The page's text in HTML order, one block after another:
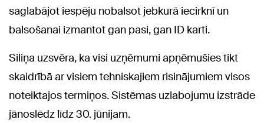
saglabājot iespēju nobalsot jebkurā iecirknī un
balsošanai izmantot gan pasi, gan ID karti.
Siliņa uzsvēra, ka visi uzņēmumi apņēmušies tikt
skaidrībā ar visiem tehniskajiem risinājumiem visos
noteiktajos termiņos. Sistēmas uzlabojumu izstrāde
jānoslēdz līdz 30. jūnijam.